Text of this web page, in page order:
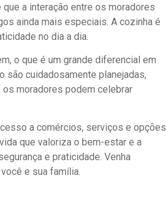
a interação entre os moradores
ainda mais especiais. A cozinha é
no dia a dia.
o que é um grande diferencial em
são cuidadosamente planejadas,
moradores podem celebrar
a comércios, serviços e opções
que valoriza o bem-estar e a
e praticidade. Venha
e sua família.